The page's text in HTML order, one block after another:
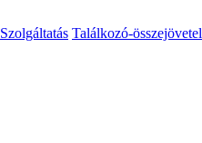
Szolgáltatás Találkozó-összejövetel